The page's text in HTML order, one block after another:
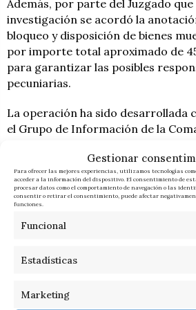
Gestionar
Para ofrecer las mejores experiencias, utilizamos tecnologías
acceder a la información del dispositivo. El consentimiento de
procesar datos como el comportamiento de navegación o las
consentir o retirar el consentimiento, puede afectar
funciones.
Funcional
Estadísticas
Marketing
Además, por parte del Juzgado
investigación se acordó la
bloqueo y disposición de bienes
por importe total aproximado de
para garantizar las posibles
pecuniarias.
La operación ha sido desarrollada
el Grupo de Información de la
Estatal de Administración
sido dirigida por el Juzgado de
Arona en coordinación con la
de Santa Cruz de Tenerife.
En la fase de investigación se ha
colaboración de la Jefatura de
Central Especial n°3 (UCE3),
participado en esta fase de